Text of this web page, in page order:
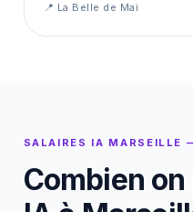
📍 La Belle de Mai
SALAIRES IA MARSEILLE
Combien